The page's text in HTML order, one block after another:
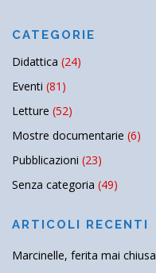
CATEGORIE
Didattica (24)
Eventi (81)
Letture (52)
Mostre documentarie (6)
Pubblicazioni (23)
Senza categoria (49)
ARTICOLI RECENTI
Marcinelle, ferita mai chiusa